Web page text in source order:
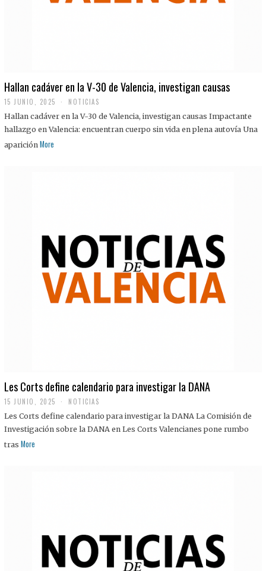
Hallan cadáver en la V-30 de Valencia, investigan causas
15 JUNIO, 2025 NOTICIAS
Hallan cadáver en la V-30 de Valencia, investigan causas Impactante
hallazgo en Valencia: encuentran cuerpo sin vida en plena autovía Una
aparición More
Les Corts define calendario para investigar la DANA
15 JUNIO, 2025 NOTICIAS
Les Corts define calendario para investigar la DANA La Comisión de
Investigación sobre la DANA en Les Corts Valencianes pone rumbo
tras More